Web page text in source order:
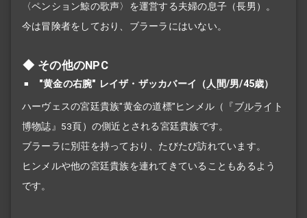
〈ペンション鯨の歌声〉を運営する夫婦の息子（長男）。
今は冒険者をしており、ブラーラにはいない。
その他のNPC
"黄金の右腕" レイザ・ザッカバーイ（人間/男/45歳）
ハーヴェスの宮廷貴族"黄金の道標"ヒンメル（『ブルライト
博物誌』53頁）の側近とされる宮廷貴族です。
ブラーラに別荘を持っており、たびたび訪れています。
ヒンメルや他の宮廷貴族を連れてきていることもあるよう
です。